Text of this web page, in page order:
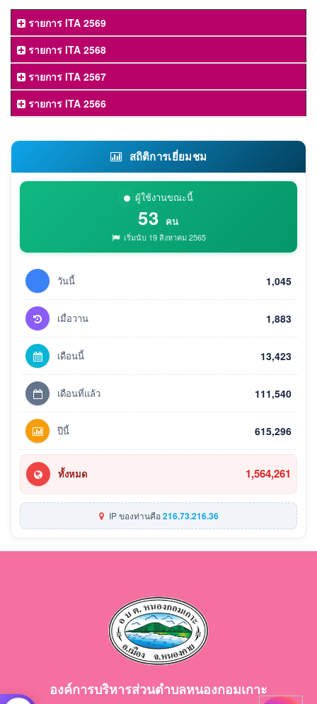
รายการ ITA 2569
รายการ ITA 2568
รายการ ITA 2567
รายการ ITA 2566
สถิติการเยี่ยมชม
ผู้ใช้งานขณะนี้
53 คน
เริ่มนับ 19 สิงหาคม 2565
วันนี้ 1,045
เมื่อวาน 1,883
เดือนนี้ 13,423
เดือนที่แล้ว 111,540
ปีนี้ 615,296
ทั้งหมด 1,564,261
IP ของท่านคือ216.73.216.36
องค์การบริหารส่วนตำบลหนองกอมเกาะ